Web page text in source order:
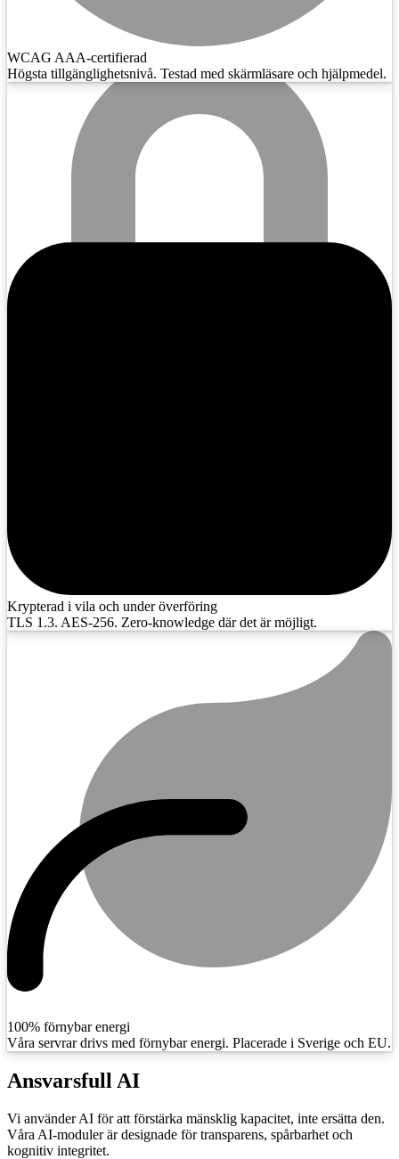
WCAG AAA-certifierad
Högsta tillgänglighetsnivå. Testad med skärmläsare och hjälpmedel.
Krypterad i vila och under överföring
TLS 1.3. AES-256. Zero-knowledge där det är möjligt.
100% förnybar energi
Våra servrar drivs med förnybar energi. Placerade i Sverige och EU.
Ansvarsfull AI
Vi använder AI för att förstärka mänsklig kapacitet, inte ersätta den.
Våra AI-moduler är designade för transparens, spårbarhet och
kognitiv integritet.